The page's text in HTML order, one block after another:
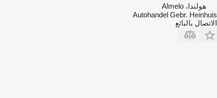
هولندا، Almelo
Autohandel Gebr. Heinhuis
الاتصال بالبائع